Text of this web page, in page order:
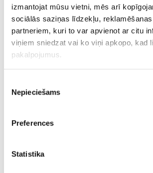
izmantojat mūsu vietni, mēs arī
sociālās saziņas līdzekļu,
partneriem, kuri to var apvienot ar citu
viņiem sniedzat vai ko viņi apkopo, kad
pakalpojumus.
izvēle
Nepieciešams
Preferences
Statistika
1
1.80
nav
- no;
GLOSS- High gloss;